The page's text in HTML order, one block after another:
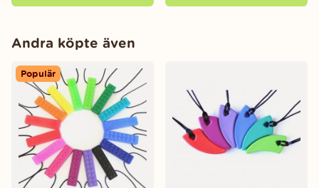
Andra köpte även
Populär